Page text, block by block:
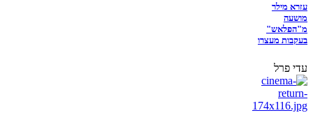
עזרא מילר
מושעה
מ"הפלאש"
בעקבות מעצרו
עדי פרל